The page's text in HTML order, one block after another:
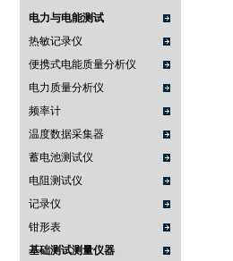
电力与电能测试
热敏记录仪
便携式电能质量分析仪
电力质量分析仪
频率计
温度数据采集器
蓄电池测试仪
电阻测试仪
记录仪
钳形表
基础测试测量仪器